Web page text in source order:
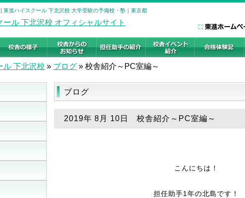
東進ハイスクール 下北沢校 大学受験の予備校・塾｜東京都
ル 下北沢校 » ブログ » 校舎紹介～PC室編～
ブログ
2019年 8月 10日 校舎紹介～PC室編～
こんにちは！
担任助手1年の北島です！